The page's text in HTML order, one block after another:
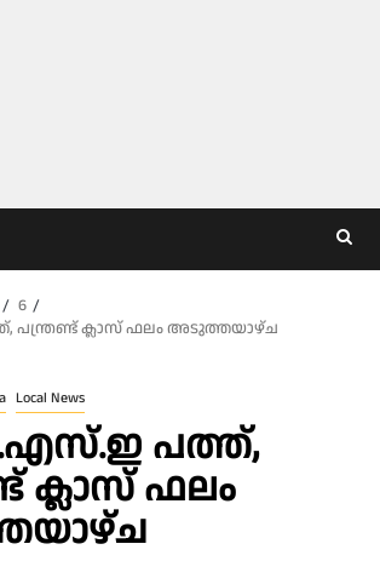
6
പന്ത്രണ്ട് ക്ലാസ് ഫലം അടുത്തയാഴ്ച
Local News
പത്ത്,
ക്ലാസ് ഫലം